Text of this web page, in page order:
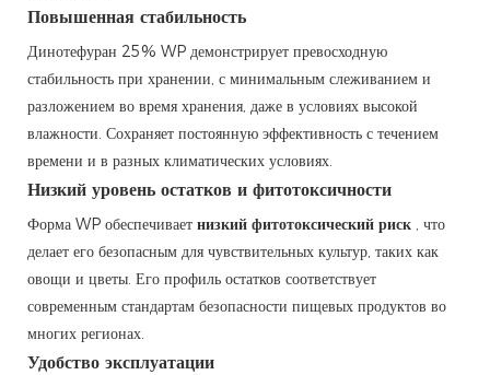
Повышенная стабильность
Динотефуран 25% WP демонстрирует превосходную
стабильность при хранении, с минимальным слеживанием и
разложением во время хранения, даже в условиях высокой
влажности. Сохраняет постоянную эффективность с течением
времени и в разных климатических условиях.
Низкий уровень остатков и фитотоксичности
Форма WP обеспечивает низкий фитотоксический риск , что
делает его безопасным для чувствительных культур, таких как
овощи и цветы. Его профиль остатков соответствует
современным стандартам безопасности пищевых продуктов во
многих регионах.
Удобство эксплуатации